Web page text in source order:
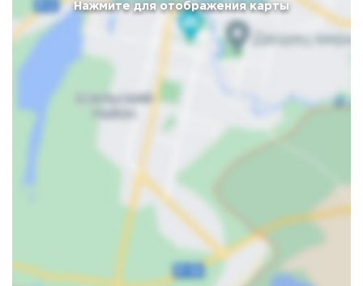
Нажмите для отображения карты